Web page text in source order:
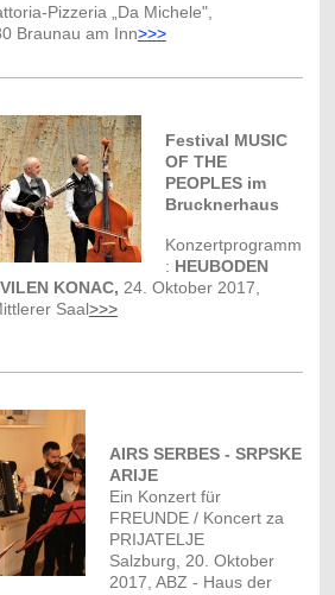
Pizzeria „Da Michele",
Braunau am Inn>>>
Festival MUSIC
OF THE
PEOPLES im
Brucknerhaus
Konzertprogramm
: HEUBODEN
KONAC, 24. Oktober 2017,
Saal>>>
AIRS SERBES - SRPSKE
ARIJE
Ein Konzert für
FREUNDE / Koncert za
PRIJATELJE
Salzburg, 20. Oktober
2017, ABZ - Haus der